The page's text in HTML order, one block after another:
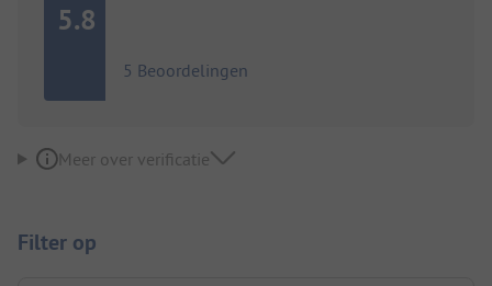
5.8
5 Beoordelingen
Meer over verificatie
Filter op